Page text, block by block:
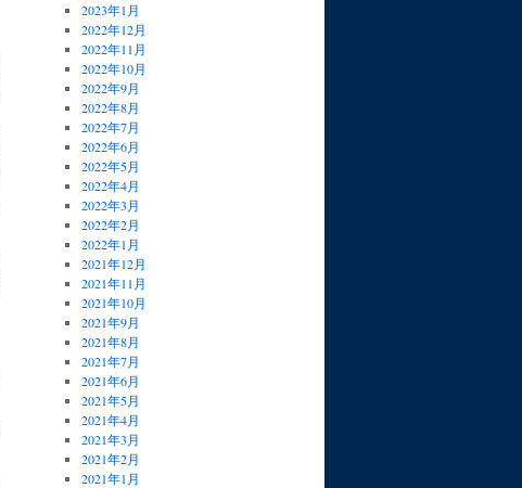
2023年1月
2022年12月
2022年11月
2022年10月
2022年9月
2022年8月
2022年7月
2022年6月
2022年5月
2022年4月
2022年3月
2022年2月
2022年1月
2021年12月
2021年11月
2021年10月
2021年9月
2021年8月
2021年7月
2021年6月
2021年5月
2021年4月
2021年3月
2021年2月
2021年1月